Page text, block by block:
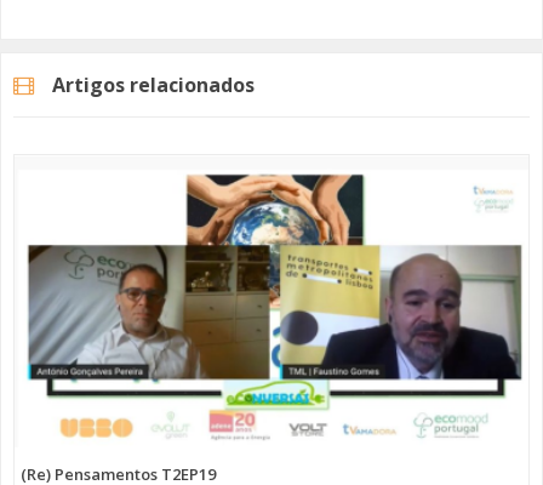
Artigos relacionados
(Re) Pensamentos T2EP19